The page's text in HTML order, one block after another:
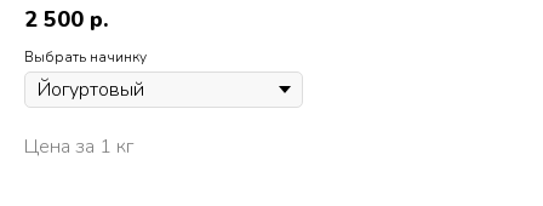
2 500 р.
Выбрать начинку
Цена за 1 кг